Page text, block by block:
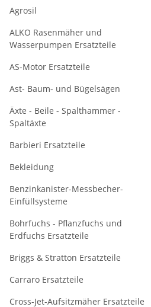
Agrosil
ALKO Rasenmäher und
Wasserpumpen Ersatzteile
AS-Motor Ersatzteile
Ast- Baum- und Bügelsägen
Äxte - Beile - Spalthammer -
Spaltäxte
Barbieri Ersatzteile
Bekleidung
Benzinkanister-Messbecher-
Einfüllsysteme
Bohrfuchs - Pflanzfuchs und
Erdfuchs Ersatzteile
Briggs & Stratton Ersatzteile
Carraro Ersatzteile
Cross-Jet-Aufsitzmäher Ersatzteile